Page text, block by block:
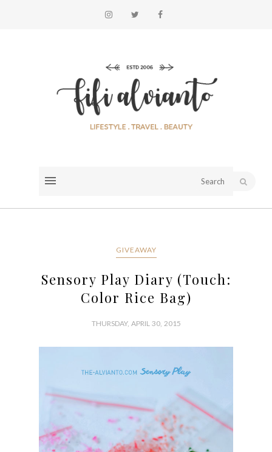
GIVEAWAY
Sensory Play Diary (Touch:
Color Rice Bag)
THURSDAY, APRIL 30, 2015